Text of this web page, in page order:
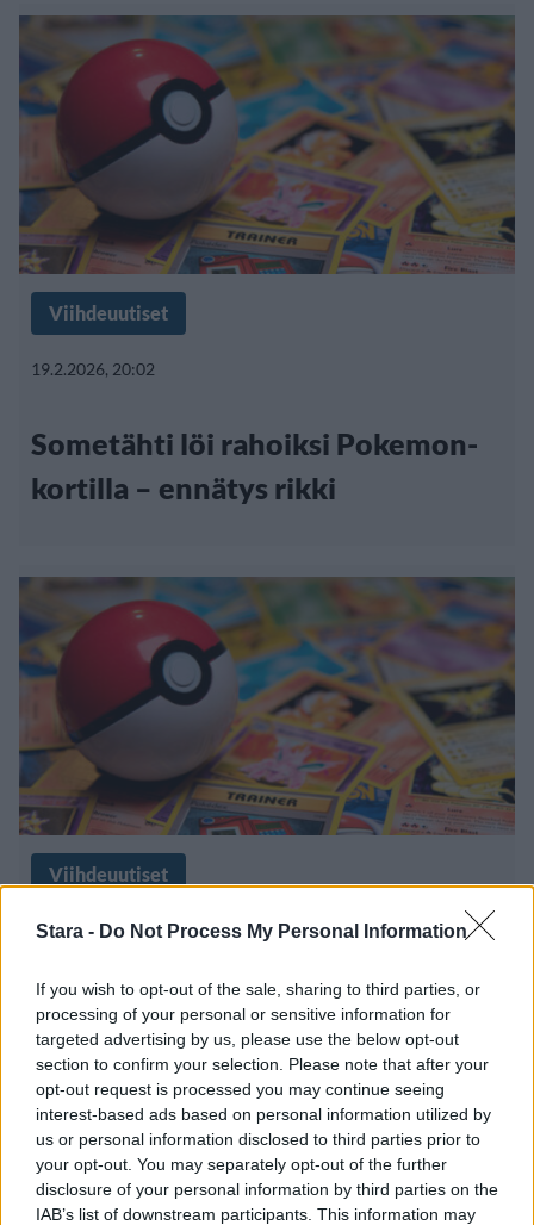
Stara - Do Not Process My Personal Information
If you wish to opt-out of the sale, sharing to third parties, or
processing of your personal or sensitive information for
targeted advertising by us, please use the below opt-out
section to confirm your selection. Please note that after your
opt-out request is processed you may continue seeing
interest-based ads based on personal information utilized by
us or personal information disclosed to third parties prior to
your opt-out. You may separately opt-out of the further
disclosure of your personal information by third parties on the
IAB’s list of downstream participants. This information may
Viihdeuutiset
19.2.2026, 20:02
Sometähti löi rahoiksi Pokemon-
kortilla – ennätys rikki
Viihdeuutiset
14.1.2026, 22:03
Lego ja Pokemon aloittivat
yhteistyön – ensimmäiset setit
julkistettiin